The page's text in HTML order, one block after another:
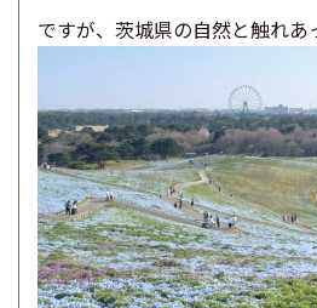
ですが、茨城県の自然と触れあ